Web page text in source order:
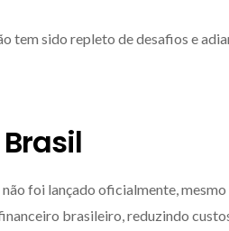
tem sido repleto de desafios e
foi lançado oficialmente,
brasileiro, reduzindo